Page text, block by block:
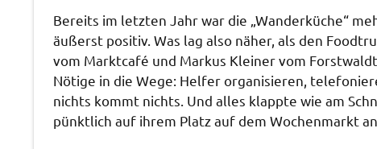
Bereits im letzten Jahr war die „Wanderküche“
äußerst positiv. Was lag also näher, als den
vom Marktcafé und Markus Kleiner vom
Nötige in die Wege: Helfer organisieren,
nichts kommt nichts. Und alles klappte wie am
pünktlich auf ihrem Platz auf dem Wochenmarkt